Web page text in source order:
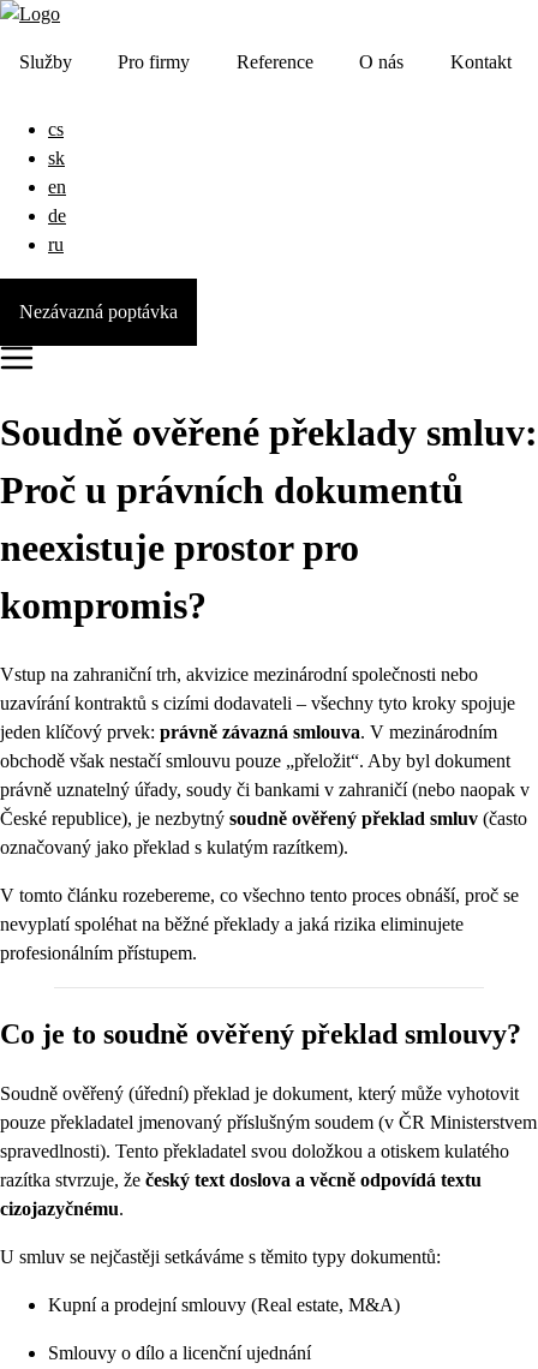
Služby Pro firmy Reference O nás Kontakt
cs
sk
en
de
ru
Nezávazná poptávka
Soudně ověřené překlady smluv:
Proč u právních dokumentů
neexistuje prostor pro
kompromis?
Vstup na zahraniční trh, akvizice mezinárodní společnosti nebo
uzavírání kontraktů s cizími dodavateli – všechny tyto kroky spojuje
jeden klíčový prvek: právně závazná smlouva. V mezinárodním
obchodě však nestačí smlouvu pouze „přeložit“. Aby byl dokument
právně uznatelný úřady, soudy či bankami v zahraničí (nebo naopak v
České republice), je nezbytný soudně ověřený překlad smluv (často
označovaný jako překlad s kulatým razítkem).
V tomto článku rozebereme, co všechno tento proces obnáší, proč se
nevyplatí spoléhat na běžné překlady a jaká rizika eliminujete
profesionálním přístupem.
Co je to soudně ověřený překlad smlouvy?
Soudně ověřený (úřední) překlad je dokument, který může vyhotovit
pouze překladatel jmenovaný příslušným soudem (v ČR Ministerstvem
spravedlnosti). Tento překladatel svou doložkou a otiskem kulatého
razítka stvrzuje, že český text doslova a věcně odpovídá textu
cizojazyčnému.
U smluv se nejčastěji setkáváme s těmito typy dokumentů:
Kupní a prodejní smlouvy (Real estate, M&A)
Smlouvy o dílo a licenční ujednání